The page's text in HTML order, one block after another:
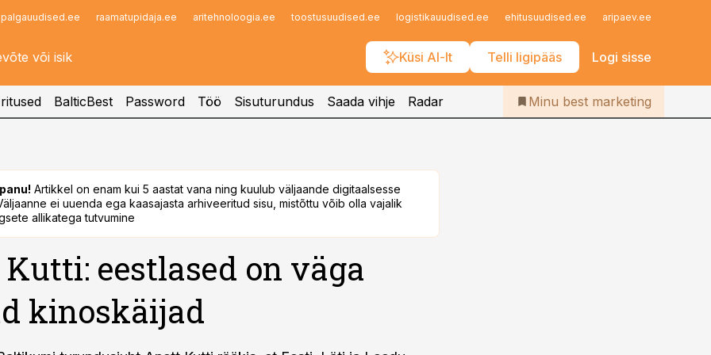
palgauudised.ee raamatupidaja.ee aritehnoloogia.ee toostusuudised.ee logistikauudised.ee ehitusuudised.ee aripaev.ee
Küsi AI-lt Telli ligipääs Logi sisse
Infopank
Iseteenindus
Telli Bestmarketing
BalticBest Password Töö Sisuturundus Saada vihje Radar Minu best marketing
Artikkel on enam kui 5 aastat vana ning kuulub väljaande digitaalsesse
ei uuenda ega kaasajasta arhiveeritud sisu, mistõttu võib olla vajalik
allikatega tutvumine
eestlased on väga
kinoskäijad